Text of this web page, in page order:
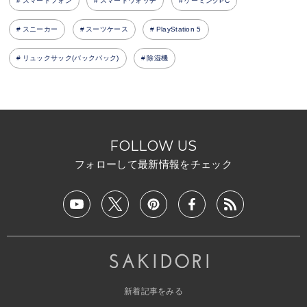
スニーカー スーツケース PlayStation 5
リュックサック(バックパック) 除湿機
FOLLOW US
フォローして最新情報をチェック
新着記事をみる